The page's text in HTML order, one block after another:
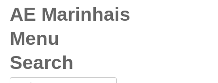
AE Marinhais
Menu
Search